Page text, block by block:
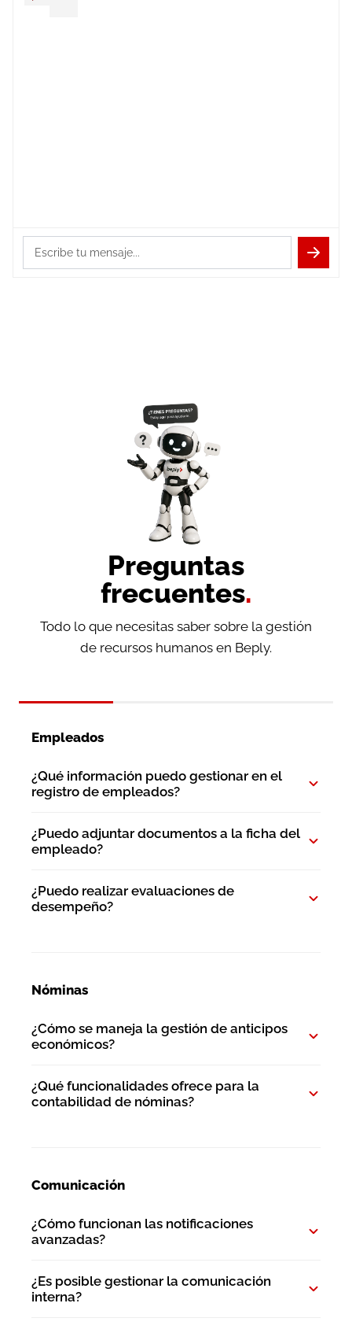
Escribe tu mensaje...
Preguntas
frecuentes.
Todo lo que necesitas saber sobre la gestión
de recursos humanos en Beply.
Empleados
¿Qué información puedo gestionar en el
registro de empleados?
¿Puedo adjuntar documentos a la ficha del
empleado?
¿Puedo realizar evaluaciones de
desempeño?
Nóminas
¿Cómo se maneja la gestión de anticipos
económicos?
¿Qué funcionalidades ofrece para la
contabilidad de nóminas?
Comunicación
¿Cómo funcionan las notificaciones
avanzadas?
¿Es posible gestionar la comunicación
interna?